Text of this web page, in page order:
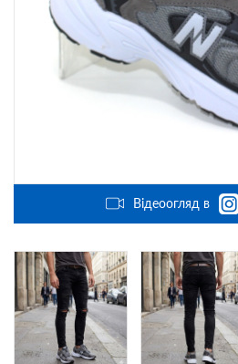
Відеоогляд в